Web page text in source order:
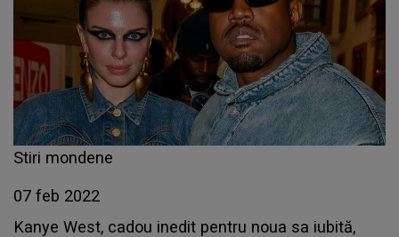
Stiri mondene
07 feb 2022
Kanye West, cadou inedit pentru noua sa iubită,